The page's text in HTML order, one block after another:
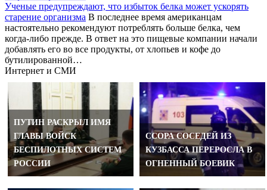
Ученые предупреждают, что избыток белка может ускорять
старение организма В последнее время американцам
настоятельно рекомендуют потреблять больше белка, чем
когда-либо прежде. В ответ на это пищевые компании начали
добавлять его во все продукты, от хлопьев и кофе до
бутилированной…
Интернет и СМИ
ПУТИН РАСКРЫЛ ИМЯ
ГЛАВЫ ВОЙСК
БЕСПИЛОТНЫХ СИСТЕМ
РОССИИ
ССОРА СОСЕДЕЙ ИЗ
КУЗБАССА ПЕРЕРОСЛА В
ОГНЕННЫЙ БОЕВИК